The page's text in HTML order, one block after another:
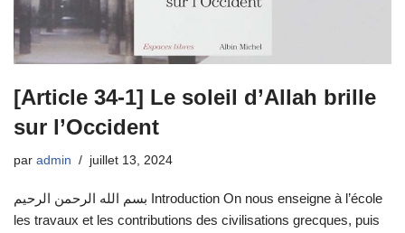
[Article 34-1] Le soleil d’Allah brille
sur l’Occident
par admin juillet 13, 2024
بسم الله الرحمن الرحيم Introduction On nous enseigne à l’école
les travaux et les contributions des civilisations grecques, puis